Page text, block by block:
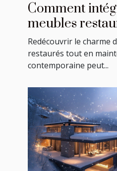
Comment
meubles
décoration
Redécouvrir le charme
restaurés tout en
contemporaine peut...